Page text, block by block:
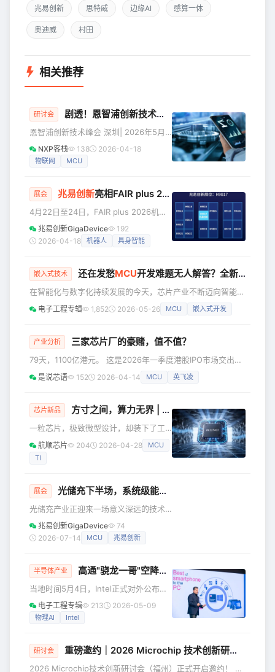
兆易创新 思特威 边缘AI 感算一体
奥迪威 村田
相关推荐
研讨会 剧透！恩智浦创新技术峰会（深圳）上，这些惊艳亮相的新方案，别错过！
恩智浦创新技术峰会 深圳| 2026年5月
13日（周三） 5月13日，恩智浦创新技
术峰会（深圳）即将揭幕！本届峰会将
掌握前沿技术、加速产品设计落地， 峰
不容错过的一大亮点！这些方案聚焦边
缘AI、机器人、软件定义汽车等热门应
用领域，很多方案还是首次亮相，肯定
智浦边
NXP客栈 138 2026-04-18
物联网 MCU
展会 兆易创新亮相FAIR plus 2026，全栈芯片赋能具身智能机器人新生态
4月22日至24日，FAIR plus 2026机器
人全产业链接会将在深圳会展中心（福
田）9号馆盛大启幕。作为世界级机器人
开发资源，着力打通AI与机器人产业壁
作的核心平台，汇聚全球行业同仁共话
智能机器人产业发展新机遇。 作为业界
新将携核心技术与产品亮相本次盛会。
展
兆易创新GigaDevice
192
2026-04-18
机器人 具身智能
嵌入式技术 还在发愁MCU开发难题无人解答？全新工程师社区来了
在智能化与数字化持续发展的今天，芯片产业不断迈向智能
化、场景化和生态化，开发者生态正在成为驱动技术创新与产
业落地的重要力量。 多年来，围绕MCU技术研发、产品应用
开发者生态建设，致力于为全球开发者、企业客户与生态伙伴
发者社区已正式上线。 作为GD32 开发者生态的重要载体，
GD32
电子工程专辑 1,852 2026-05-26 MCU 嵌入式开发
产业分析 三家芯片厂的豪赌，值不值？
79天，1100亿港元。 这是2026年一季度港股IPO市场交出的
成绩单。Wind数据显示，截至3月31日，港股市场共有40家
港元大关，创下五年来新高——去年同期实现这一目标，花费
了近半年时间。分月来看，1至3月IPO首发募资金额分别为
423亿港元、501亿港元、175亿港元，上
是说芯语 152 2026-04-14 MCU 英飞凌
芯片新品 方寸之间，算力无界 | 全球最小M4航顺芯片HK32F403，定义工业互联
一粒芯片，极致微型设计，却装下了工
业互联的未来，凭借专利级工艺实现成
恒追求。而这里的“小”，核心是芯片极致
微型化设计——微型化设计不仅适配更
多空间受限场景，更能实现成本最大化
优化，让量产性价比优势更突出。 当传
统设计师还在为芯片成本与性能的平衡
重磅炸弹—
航顺芯片 204 2026-04-28
MCU
TI
展会 光储充下半场，系统级能力才是终极答案
光储充产业正迎来一场意义深远的技术
变革：光储融合成为标配，兆瓦级超充
正加速落地，同时也把系统功率密度推
协同控制难度陡增、主控芯片算力需求
统级优化上已显得力不从心。 作为全球
半导体设计领域的领军企业，兆易创新
在SNEC 2026展会上向业界释放出一个
全、高协同发展的
兆易创新GigaDevice
74
2026-07-14
MCU 兆易创新
半导体产业 高通"骁龙一哥"空降英特尔，执掌PC+ 物理AI
当地时间5月4日，Intel正式对外公布两
项核心高管任命，全面强化核心业务布
局与AI创新战略。 其中，高通技术公司
动。 Katouzian出任新设业务集团EVP
电子工程专辑 213 2026-05-09
物理AI Intel
研讨会 重磅邀约｜2026 Microchip 技术创新研讨会（福州），与您共探 AI 与汽车工业新机遇
2026 Microchip技术创新研讨会（福州）正式开启邀约！ 本